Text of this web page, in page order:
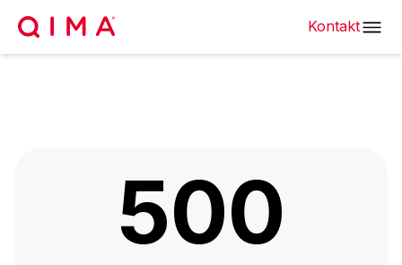
Kontakt
500